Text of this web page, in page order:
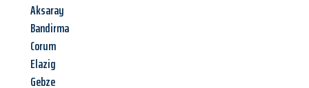
Aksaray
Bandirma
Corum
Elazig
Gebze